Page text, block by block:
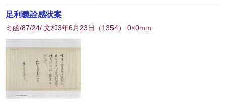
足利義詮感状案
ミ函/87/24/ 文和3年6月23日 （1354） 0×0mm